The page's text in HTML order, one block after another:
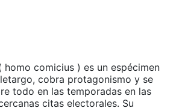
homo comicius ) es un espécimen
cobra protagonismo y se
todo en las temporadas en las
citas electorales. Su